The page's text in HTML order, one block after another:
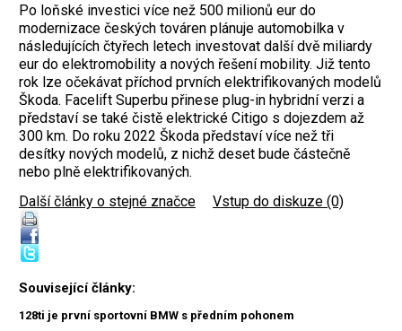
Po loňské investici více než 500 milionů eur do
modernizace českých továren plánuje automobilka v
následujících čtyřech letech investovat další dvě miliardy
eur do elektromobility a nových řešení mobility. Již tento
rok lze očekávat příchod prvních elektrifikovaných modelů
Škoda. Facelift Superbu přinese plug-in hybridní verzi a
představí se také čistě elektrické Citigo s dojezdem až
300 km. Do roku 2022 Škoda představí více než tři
desítky nových modelů, z nichž deset bude částečně
nebo plně elektrifikovaných.
Další články o stejné značce
Vstup do diskuze (0)
Související články:
128ti je první sportovní BMW s předním pohonem